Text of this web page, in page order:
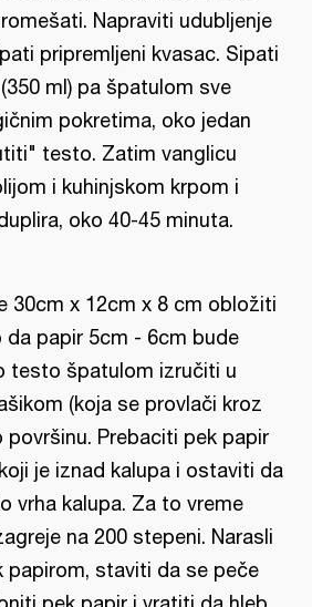
Napraviti udubljenje
pripremljeni kvasac. Sipati
ml) pa špatulom sve
pokretima, oko jedan
testo. Zatim vanglicu
i kuhinjskom krpom i
oko 40-45 minuta.
30cm x 12cm x 8 cm obložiti
da papir 5cm - 6cm bude
testo špatulom izručiti u
(koja se provlači kroz
površinu. Prebaciti pek papir
je iznad kalupa i ostaviti da
vrha kalupa. Za to vreme
na 200 stepeni. Narasli
papirom, staviti da se peče